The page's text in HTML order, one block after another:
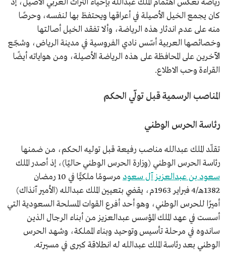
رياضة تعكس اهتمام الملك عبدالله بإحياء التراث العربي الأصيل، إذ
كان يجمع الخيل الأصيلة في أعراقها ويحتفظ بها لنفسه، وحرصًا
منه على عدم اندثار هذه الرياضة، وألا تفقد الخيل أصالتها
وخصائصها العربية أسّس نادي الفروسية في مدينة الرياض، وشجّع
الآخرين على المحافظة على هذه الرياضة الأصيلة، ومن هواياته أيضًا
القراءة وحب الاطلاع.
المناصب الرسمية قبل تولّي الحكم
رئاسة الحرس الوطني
تقلّد الملك عبدالله مناصب رفيعة قبل توليه الحكم، من ضمنها
رئاسة الحرس الوطني (وزارة الحرس الوطني حاليًا)، إذ أصدر الملك
سعود بن عبدالعزيز آل سعود
مرسومًا ملكيًّا في 10 رمضان
1382هـ/4 فبراير 1963م، يقضي بتعيين الملك عبدالله (الأمير آنذاك)
أميرًا للحرس الوطني، وهو أحد أفرع القوات المسلحة السعودية التي
أسست في عهد الملك المؤسس عبدالعزيز من أبناء الرجال الذين
ساندوه في مرحلة تأسيس وتوحيد وبناء المملكة، وشهد الحرس
الوطني بعد رئاسة الملك عبدالله له انطلاقة كبرى في مسيرته.